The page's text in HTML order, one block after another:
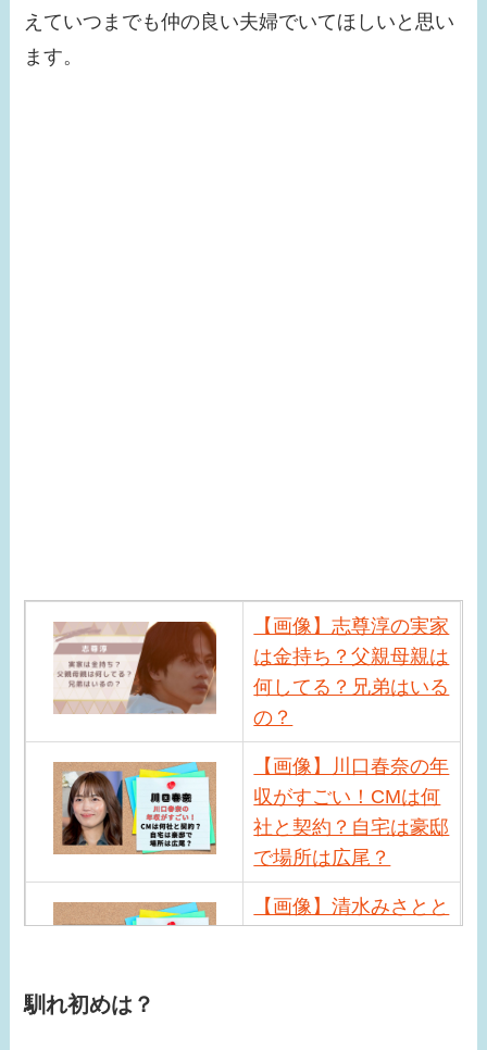
えていつまでも仲の良い夫婦でいてほしいと思い
ます。
【画像】志尊淳の実家
は金持ち？父親母親は
何してる？兄弟はいる
の？
【画像】川口春奈の年
収がすごい！CMは何
社と契約？自宅は豪邸
で場所は広尾？
【画像】清水みさとと
馴れ初めは？